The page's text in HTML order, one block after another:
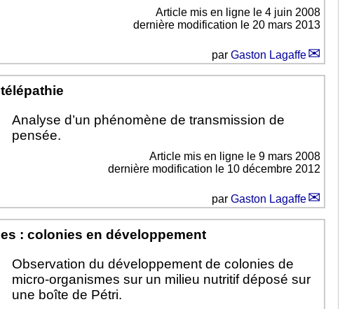
Article mis en ligne le4 juin 2008
dernière modification le 20 mars 2013
parGaston Lagaffe
Analyse d’un phénomène de transmission de
pensée.
Article mis en ligne le9 mars 2008
dernière modification le 10 décembre 2012
parGaston Lagaffe
: colonies en développement
Observation du développement de colonies de
micro-organismes sur un milieu nutritif déposé sur
une boîte de Pétri.